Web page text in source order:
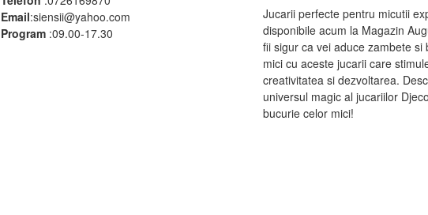
Email:siensii@yahoo.com
Program:09.00-17.30
Jucarii perfecte pentru micutii
disponibile acum la Magazin
fii sigur ca vei aduce zambete si
mici cu aceste jucarii care
creativitatea si dezvoltarea.
universul magic al jucariilor
bucurie celor mici!